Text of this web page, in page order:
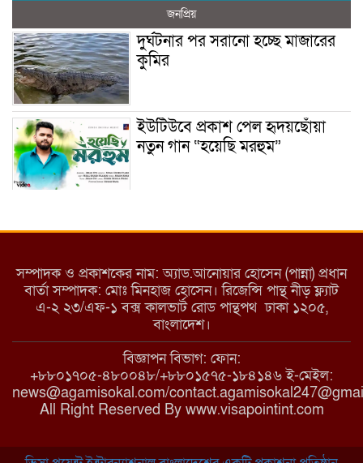
জনপ্রিয়
দুর্ঘটনার পর সরানো হচ্ছে মাজারের
কুমির
ইউটিউবে প্রকাশ পেল হৃদয়ছোঁয়া
নতুন গান “হয়েছি মরহুম”
মরণ নেশা
মাধবপুরে কমিউনিটি ক্লিনিকে
অনিয়মের অভিযোগ
রাজবাড়ী: বালিয়াকান্দিতে কিশোরীর
ঝুলন্ত মরদেহ উদ্ধার
সম্পাদক ও প্রকাশকের নাম: অ্যাড.আনোয়ার হোসেন (পান্না) প্রধান
বার্তা সম্পাদক: মোঃ মিনহাজ হোসেন। রিজেন্সি পান্থ নীড় ফ্ল্যাট
এ-২ ২৩/এফ-১ বক্স কালভার্ট রোড পান্থপথ ঢাকা ১২০৫,
বাংলাদেশ।
বিজ্ঞাপন বিভাগ: ফোন:
+৮৮০১৭০৫-৪৮০০৪৮/+৮৮০১৫৭৫-১৮৪১৪৬ ই-মেইল:
news@agamisokal.com/
All Right Reserved By www.visapointint.com